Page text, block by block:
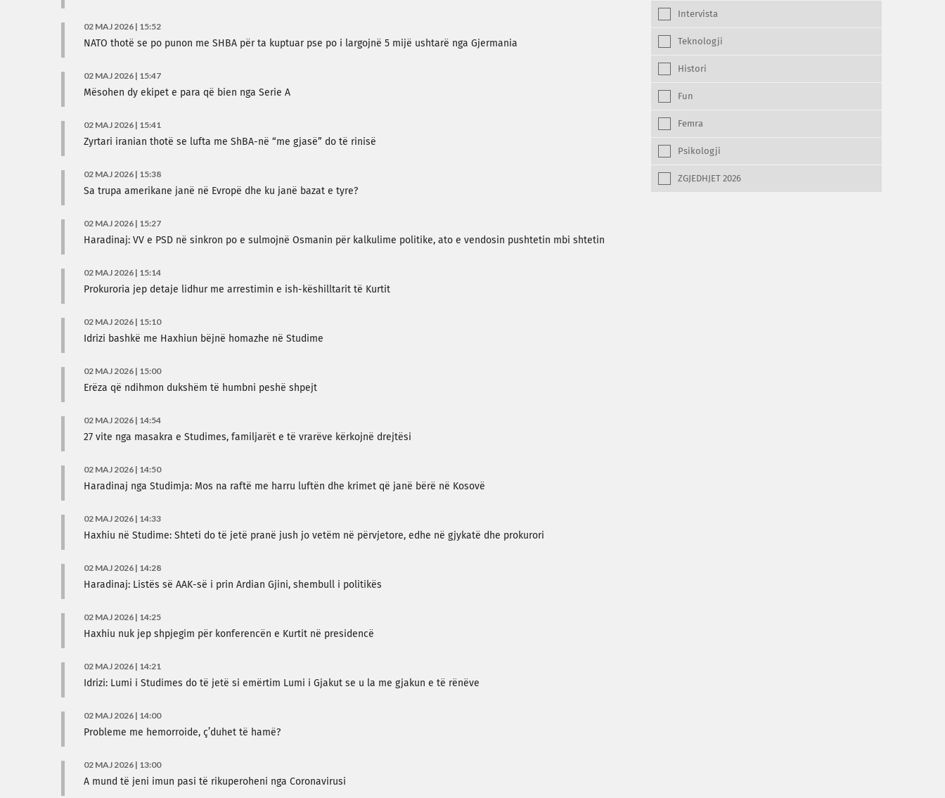
02 MAJ 2026 | 15:52
NATO thotë se po punon me SHBA për ta kuptuar pse po i largojnë 5 mijë ushtarë nga Gjermania
02 MAJ 2026 | 15:47
Mësohen dy ekipet e para që bien nga Serie A
02 MAJ 2026 | 15:41
Zyrtari iranian thotë se lufta me ShBA-në “me gjasë” do të rinisë
02 MAJ 2026 | 15:38
Sa trupa amerikane janë në Evropë dhe ku janë bazat e tyre?
02 MAJ 2026 | 15:27
Haradinaj: VV e PSD në sinkron po e sulmojnë Osmanin për kalkulime politike, ato e vendosin pushtetin mbi shtetin
02 MAJ 2026 | 15:14
Prokuroria jep detaje lidhur me arrestimin e ish-këshilltarit të Kurtit
02 MAJ 2026 | 15:10
Idrizi bashkë me Haxhiun bëjnë homazhe në Studime
02 MAJ 2026 | 15:00
Erëza që ndihmon dukshëm të humbni peshë shpejt
02 MAJ 2026 | 14:54
27 vite nga masakra e Studimes, familjarët e të vrarëve kërkojnë drejtësi
02 MAJ 2026 | 14:50
Haradinaj nga Studimja: Mos na raftë me harru luftën dhe krimet që janë bërë në Kosovë
02 MAJ 2026 | 14:33
Haxhiu në Studime: Shteti do të jetë pranë jush jo vetëm në përvjetore, edhe në gjykatë dhe prokurori
02 MAJ 2026 | 14:28
Haradinaj: Listës së AAK-së i prin Ardian Gjini, shembull i politikës
02 MAJ 2026 | 14:25
Haxhiu nuk jep shpjegim për konferencën e Kurtit në presidencë
02 MAJ 2026 | 14:21
Idrizi: Lumi i Studimes do të jetë si emërtim Lumi i Gjakut se u la me gjakun e të rënëve
02 MAJ 2026 | 14:00
Probleme me hemorroide, ç’duhet të hamë?
02 MAJ 2026 | 13:00
A mund të jeni imun pasi të rikuperoheni nga Coronavirusi
Intervista
Teknologji
Histori
Fun
Femra
Psikologji
ZGJEDHJET 2026